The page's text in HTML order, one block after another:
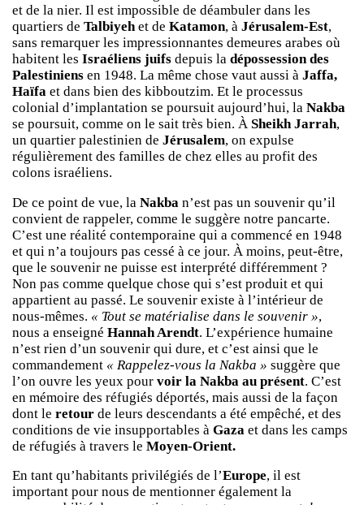
et de la nier. Il est impossible de déambuler dans les
quartiers de Talbiyehet de Katamon, à Jérusalem-Est,
sans remarquer les impressionnantes demeures arabes où
habitent les Israéliens juifs depuis la dépossession des
Palestiniens en 1948. La même chose vaut aussi à Jaffa,
Haïfa et dans bien des kibboutzim. Et le processus
colonial d’implantation se poursuit aujourd’hui, la Nakba
se poursuit, comme on le sait très bien. À Sheikh Jarrah,
un quartier palestinien de Jérusalem, on expulse
régulièrement des familles de chez elles au profit des
colons israéliens.
De ce point de vue, la Nakba n’est pas un souvenir qu’il
convient de rappeler, comme le suggère notre pancarte.
C’est une réalité contemporaine qui a commencé en 1948
et qui n’a toujours pas cessé à ce jour. À moins, peut-être,
que le souvenir ne puisse est interprété différemment ?
Non pas comme quelque chose qui s’est produit et qui
appartient au passé. Le souvenir existe à l’intérieur de
nous-mêmes. « Tout se matérialise dans le souvenir »,
nous a enseigné Hannah Arendt. L’expérience humaine
n’est rien d’un souvenir qui dure, et c’est ainsi que le
commandement « Rappelez-vous la Nakba » suggère que
l’on ouvre les yeux pour voir la Nakba au présent. C’est
en mémoire des réfugiés déportés, mais aussi de la façon
dont le retour de leurs descendants a été empêché, et des
conditions de vie insupportables à Gaza et dans les camps
de réfugiés à travers le Moyen-Orient.
En tant qu’habitants privilégiés de l’Europe, il est
important pour nous de mentionner également la